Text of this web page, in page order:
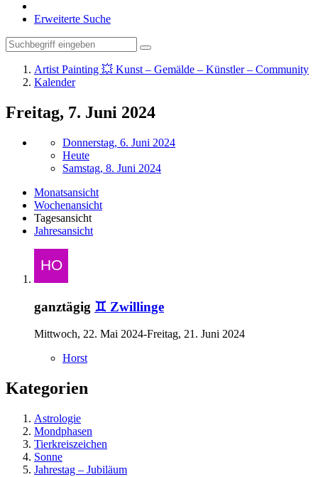
Erweiterte Suche
Artist Painting 💥 Kunst – Gemälde – Künstler – Community
Kalender
Freitag, 7. Juni 2024
Donnerstag, 6. Juni 2024
Heute
Samstag, 8. Juni 2024
Monatsansicht
Wochenansicht
Tagesansicht
Jahresansicht
ganztägig ♊ Zwillinge
Mittwoch, 22. Mai 2024-Freitag, 21. Juni 2024
Horst
Kategorien
Astrologie
Mondphasen
Tierkreiszeichen
Sonne
Jahrestag – Jubiläum